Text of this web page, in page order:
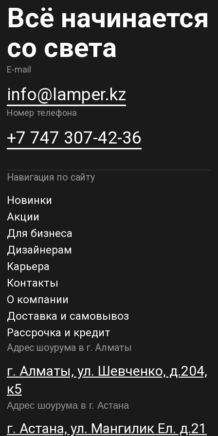
Контакты
О компании
Рассрочка и кредит
к5
Адрес шоурума в г. Астана
г. Астана, ул. Мангилик Ел. д.21
Благодарим за внимание к Lamper.kz.
До встречи в ваших будущих
Политика конфиденциальности